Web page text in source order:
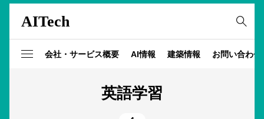
AITech
会社・サービス概要 AI情報 建築情報 お問い合わせ
英語学習